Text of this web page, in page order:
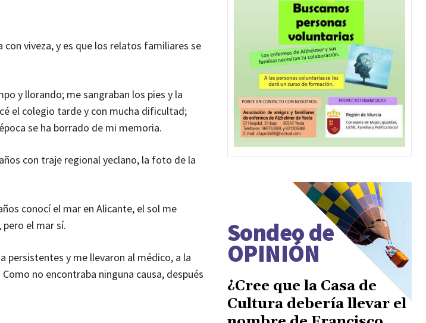
viveza, y es que los relatos familiares se
y llorando; me sangraban los pies y la
el colegio tarde y con mucha dificultad;
se ha borrado de mi memoria.
con traje regional yeclano, la foto de la
conocí el mar en Alicante, el sol me
el mar sí.
persistentes y me llevaron al médico, a la
no encontraba ninguna causa, después
Sondeo de
OPINIÓN
¿Cree que la Casa de
Cultura debería llevar el